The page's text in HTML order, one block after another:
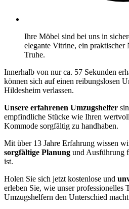
Ihre Möbel sind bei uns in
elegante Vitrine, ein praktischer
Truhe.
Innerhalb von nur ca. 57 Sekunden
können sich auf einen reibungslosen
Hildesheim verlassen.
Unsere erfahrenen Umzugshelfer
empfindliche Stücke wie Ihren
Kommode sorgfältig zu handhaben.
Mit über 13 Jahre Erfahrung wissen
sorgfältige Planung und Ausführung
ist.
Holen Sie sich jetzt kostenlose und
erleben Sie, wie unser professionelles
Umzugshelfern den Unterschied